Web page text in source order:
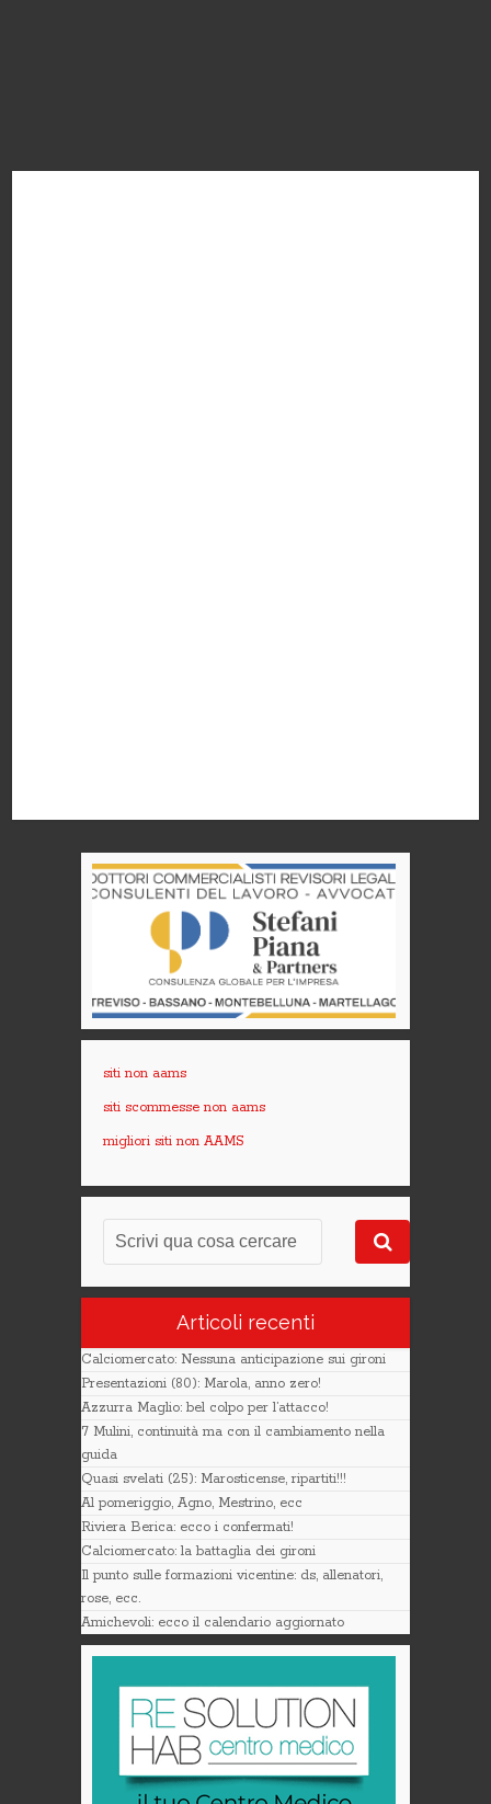
siti non aams
siti scommesse non aams
migliori siti non AAMS
Articoli recenti
Calciomercato: Nessuna anticipazione sui gironi
Presentazioni (80): Marola, anno zero!
Azzurra Maglio: bel colpo per l’attacco!
7 Mulini, continuità ma con il cambiamento nella
guida
Quasi svelati (25): Marosticense, ripartiti!!!
Al pomeriggio, Agno, Mestrino, ecc
Riviera Berica: ecco i confermati!
Calciomercato: la battaglia dei gironi
Il punto sulle formazioni vicentine: ds, allenatori,
rose, ecc.
Amichevoli: ecco il calendario aggiornato